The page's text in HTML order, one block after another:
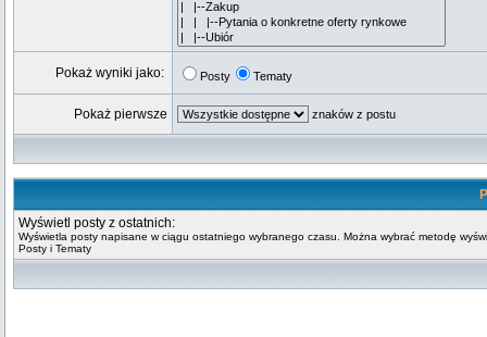
Pokaż wyniki jako: Posty Tematy
Pokaż pierwsze znaków z postu
Wyświetl posty z ostatnich:
Wyświetla posty napisane w ciągu ostatniego wybranego czasu. Można wybrać metodę
Posty i Tematy